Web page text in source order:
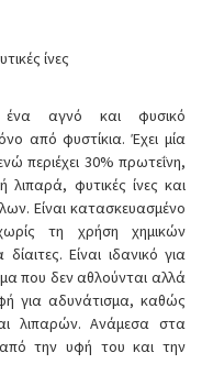
ίνες
αγνό και φυσικό
από φυστίκια. Έχει μία
περιέχει 30% πρωτεΐνη,
φυτικές ίνες και
Είναι κατασκευασμένο
τη χρήση χημικών
Είναι ιδανικό για
που δεν αθλούνται αλλά
για αδυνάτισμα, καθώς
λιπαρών. Ανάμεσα στα
την υφή του και την